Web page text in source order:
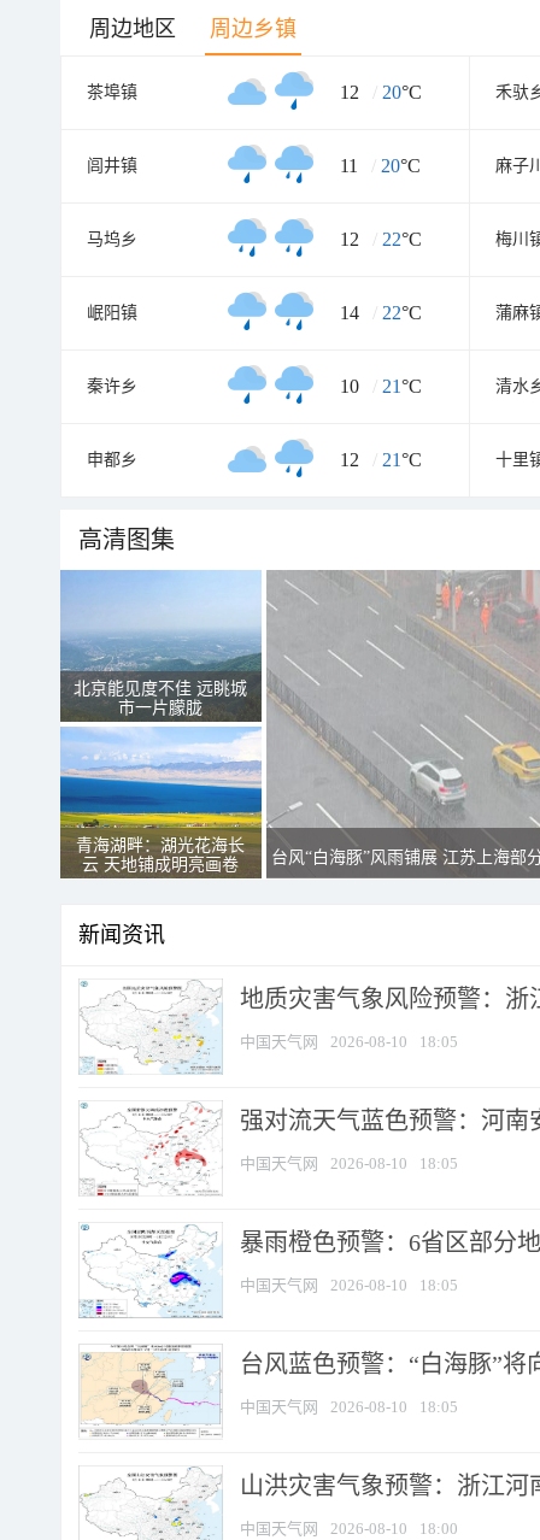
周边地区 周边乡镇
茶埠镇 12 / 20°C 禾驮
闾井镇 11 / 20°C 麻子
马坞乡 12 / 22°C 梅川
岷阳镇 14 / 22°C 蒲麻
秦许乡 10 / 21°C 清水
申都乡 12 / 21°C 十里
高清图集
北京能见度不佳 远眺城
市一片朦胧
青海湖畔：湖光花海长
云 天地铺成明亮画卷
台风“白海豚”风雨铺展 江苏上海部
新闻资讯
地质灾害气象风险预警：浙
中国天气网 2026-08-10 18:05
强对流天气蓝色预警：河南
中国天气网 2026-08-10 18:05
暴雨橙色预警：6省区部分
中国天气网 2026-08-10 18:05
台风蓝色预警：“白海豚”
中国天气网 2026-08-10 18:05
山洪灾害气象预警：浙江
中国天气网 2026-08-10 18:00